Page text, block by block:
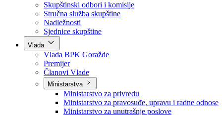
Poslanici po strankama
Poslanici po klubovima naroda
Kolegij skupštine
Skupštinski odbori i komisije
Stručna služba skupštine
Nadležnosti
Sjednice skupštine
Vlada
Vlada BPK Goražde
Premijer
Članovi Vlade
Ministarstva